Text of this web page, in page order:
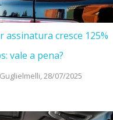
assinatura cresce 125%
vale a pena?
28/07/2025